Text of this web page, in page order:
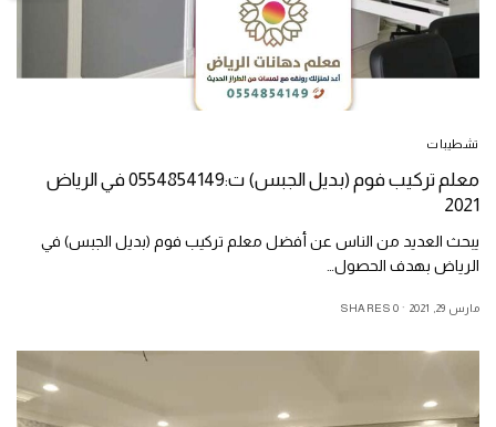
تشطيبات
معلم تركيب فوم (بديل الجبس) ت:0554854149 في الرياض
2021
يبحث العديد من الناس عن أفضل معلم تركيب فوم (بديل الجبس) في
الرياض بهدف الحصول…
مارس 29, 2021 0 SHARES